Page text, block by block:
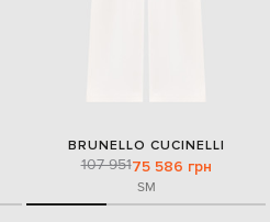
BRUNELLO CUCINELLI
107 95175 586 грн
SM